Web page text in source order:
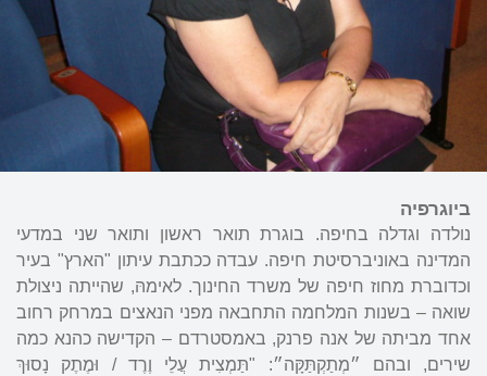
ביוגרפיה
נולדה וגדלה בחיפה. בוגרת תואר ראשון ותואר שני במדעי
המדינה באוניברסיטת חיפה. עבדה ככתבת עיתון "הארץ" בעיר
וכדוברת מחוז חיפה של משרד החינוך. לאימהּ, שהייתה ניצולת
שואה – בשנות המלחמה התחבאה מפני הנאצים במרחק רחוב
אחד מביתה של אנה פרנק, באמסטרדם – הקדישה כהנא כמה
שירים, ובהם ״מְתַקְתַּקָּה״: "תַּמְצִית עֲלֵי וֶרֶד / וּמֶתֶק נָסוּךְ